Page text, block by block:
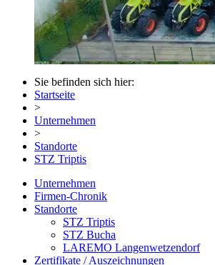
Sie befinden sich hier:
Startseite
>
Unternehmen
>
Standorte
STZ Triptis
Unternehmen
Firmen-Chronik
Standorte
STZ Triptis
STZ Bucha
LAREMO Langenwetzendorf
Zertifikate / Auszeichnungen